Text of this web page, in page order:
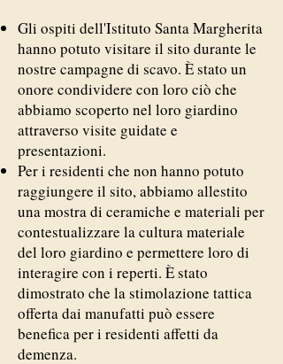
Gli ospiti dell'Istituto Santa Margherita
hanno potuto visitare il sito durante le
nostre campagne di scavo. È stato un
onore condividere con loro ciò che
abbiamo scoperto nel loro giardino
attraverso visite guidate e
presentazioni.
Per i residenti che non hanno potuto
raggiungere il sito, abbiamo allestito
una mostra di ceramiche e materiali per
contestualizzare la cultura materiale
del loro giardino e permettere loro di
interagire con i reperti. È stato
dimostrato che la stimolazione tattica
offerta dai manufatti può essere
benefica per i residenti affetti da
demenza.